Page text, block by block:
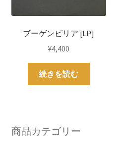
ブーゲンビリア [LP]
¥4,400
続きを読む
商品カテゴリー